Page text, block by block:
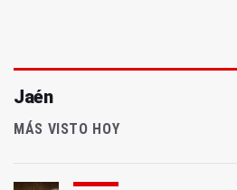
Jaén
MÁS VISTO HOY